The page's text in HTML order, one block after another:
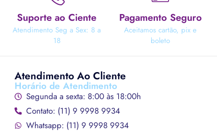
Suporte ao Ciente
Atendimento Seg a Sex: 8 a
18
Pagamento Seguro
Aceitamos cartão, pix e
boleto
Atendimento Ao Cliente
Horário de Atendimento
Segunda a sexta: 8:00 às 18:00h
Contato: (11) 9 9998 9934
Whatsapp: (11) 9 9998 9934